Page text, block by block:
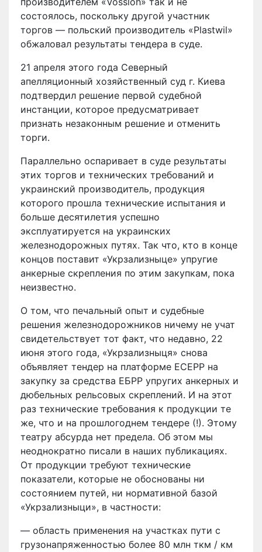
состоялось, поскольку другой участник
торгов — польский производитель «Plastwil»
обжаловал результаты тендера в суде.
21 апреля этого года Северный
апелляционный хозяйственный суд г. Киева
подтвердил решение первой судебной
инстанции, которое предусматривает
признать незаконным решение и отменить
торги.
Параллельно оспаривает в суде результаты
этих торгов и технических требований и
украинский производитель, продукция
которого прошла технические испытания и
больше десятилетия успешно
эксплуатируется на украинских
железнодорожных путях. Так что, кто в конце
концов поставит «Укрзализныце» упругие
анкерные скрепления по этим закупкам, пока
неизвестно.
О том, что печальный опыт и судебные
решения железнодорожников ничему не учат
свидетельствует тот факт, что недавно, 22
июня этого года, «Укрзализныця» снова
объявляет тендер на платформе ECEPP на
закупку за средства ЕБРР упругих анкерных и
дюбельных рельсовых скреплений. И на этот
раз технические требования к продукции те
же, что и на прошлогоднем тендере (!). Этому
театру абсурда нет предела. Об этом мы
неоднократно писали в наших публикациях.
От продукции требуют технические
показатели, которые не обоснованы ни
состоянием путей, ни нормативной базой
«Укрзализныци», в частности:
— область применения на участках пути с
грузонапряженностью более 80 млн ткм / км